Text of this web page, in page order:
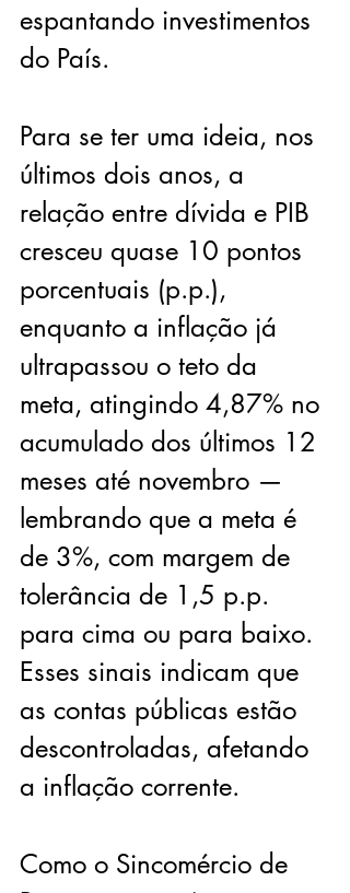
espantando investimentos
do País.
Para se ter uma ideia, nos
últimos dois anos, a
relação entre dívida e PIB
cresceu quase 10 pontos
porcentuais (p.p.),
enquanto a inflação já
ultrapassou o teto da
meta, atingindo 4,87% no
acumulado dos últimos 12
meses até novembro —
lembrando que a meta é
de 3%, com margem de
tolerância de 1,5 p.p.
para cima ou para baixo.
Esses sinais indicam que
as contas públicas estão
descontroladas, afetando
a inflação corrente.
Como o Sincomércio de